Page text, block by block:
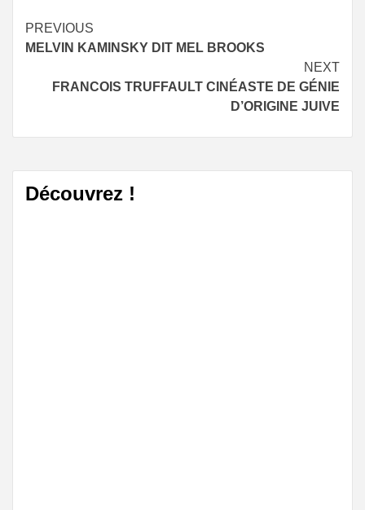
Continue
Reading
PREVIOUS
MELVIN KAMINSKY DIT MEL BROOKS
NEXT
FRANCOIS TRUFFAULT CINÉASTE DE GÉNIE
D’ORIGINE JUIVE
Découvrez !